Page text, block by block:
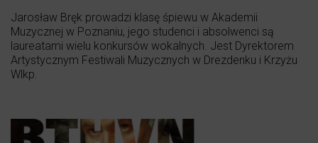
Jarosław Bręk prowadzi klasę śpiewu w Akademii
Muzycznej w Poznaniu, jego studenci i absolwenci są
laureatami wielu konkursów wokalnych. Jest Dyrektorem
Artystycznym Festiwali Muzycznych w Drezdenku i Krzyżu
Wlkp.